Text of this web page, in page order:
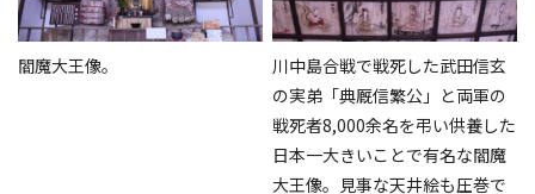
閻魔大王像。
川中島合戦で戦死した武田信玄
の実弟「典厩信繁公」と両軍の
戦死者8,000余名を弔い供養した
日本一大きいことで有名な閻魔
大王像。見事な天井絵も圧巻で